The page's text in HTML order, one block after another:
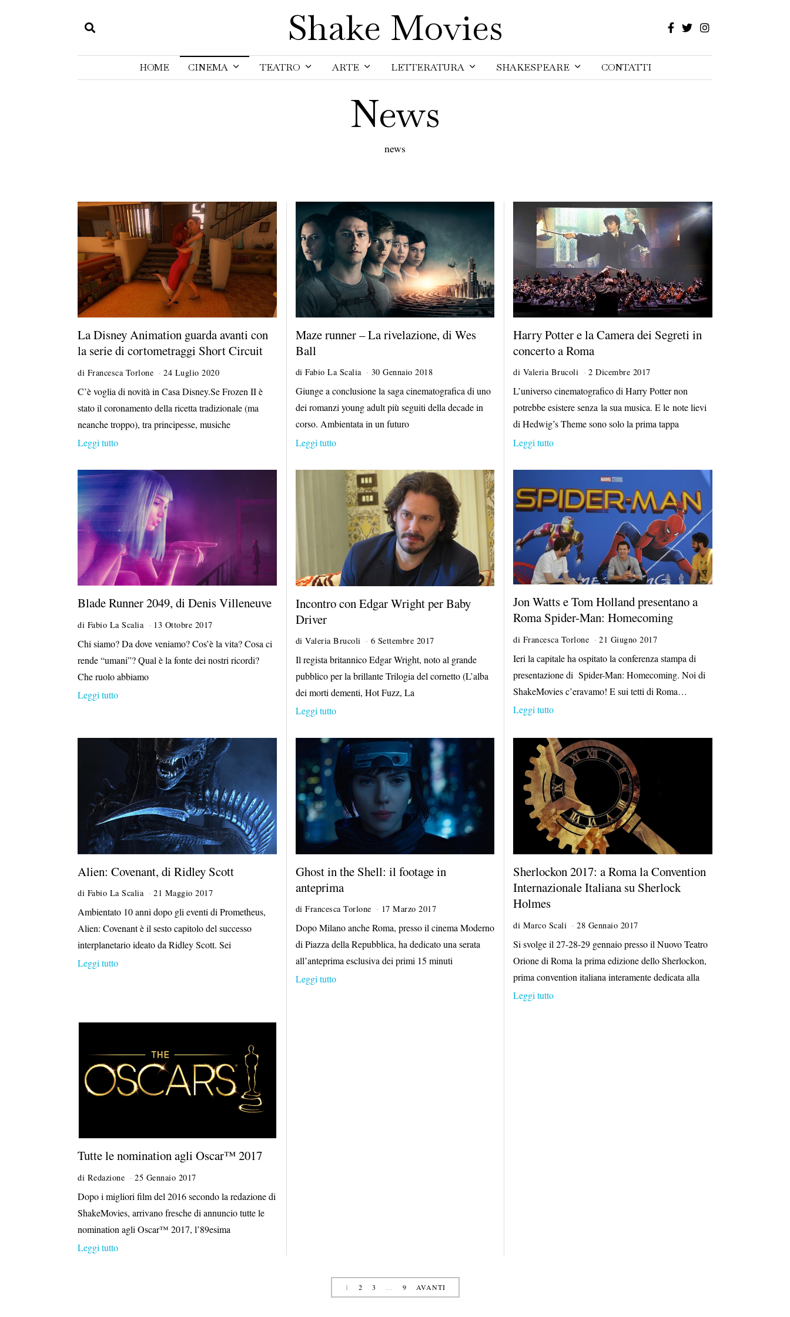
Shake Movies
HOME CINEMA TEATRO ARTE LETTERATURA SHAKESPEARE CONTATTI
News
news
La Disney Animation guarda avanti con
la serie di cortometraggi Short Circuit
di Francesca Torlone 24 Luglio 2020
O
t
t
o
C’è voglia di novità in Casa Disney.Se Frozen II è
stato il coronamento della ricetta tradizionale (ma
neanche troppo), tra principesse, musiche
Leggi tutto
Maze runner – La rivelazione, di Wes
Ball
diFabio La Scalia 30 Gennaio 2018
Giunge a conclusione la saga cinematografica di uno
dei romanzi young adult più seguiti della decade in
corso. Ambientata in un futuro
Leggi tutto
Harry Potter e la Camera dei Segreti in
concerto a Roma
di Valeria Brucoli 2 Dicembre 2017
D
i
e
2
0
1
7
L’universo cinematografico di Harry Potter non
potrebbe esistere senza la sua musica. E le note lievi
di Hedwig’s Theme sono solo la prima tappa
Leggi tutto
Blade Runner 2049, di Denis Villeneuve
di Fabio La Scalia 13 Ottobre 2017
Chi siamo? Da dove veniamo? Cos’è la vita? Cosa ci
rende “umani”? Qual è la fonte dei nostri ricordi?
Che ruolo abbiamo
Leggi tutto
Incontro con Edgar Wright per Baby
Driver
diValeria Brucoli 6 Settembre 2017
O
t
2
0
1
7
Il regista britannico Edgar Wright, noto al grande
pubblico per la brillante Trilogia del cornetto (L’alba
dei morti dementi, Hot Fuzz, La
Leggi tutto
Jon Watts e Tom Holland presentano a
Roma Spider-Man: Homecoming
di Francesca Torlone 21 Giugno 2017
Ieri la capitale ha ospitato la conferenza stampa di
presentazione di Spider-Man: Homecoming. Noi di
ShakeMovies c’eravamo! E sui tetti di Roma…
Leggi tutto
Alien: Covenant, di Ridley Scott
di Fabio La Scalia 21 Maggio 2017
Ambientato 10 anni dopo gli eventi di Prometheus,
Alien: Covenant è il sesto capitolo del successo
interplanetario ideato da Ridley Scott. Sei
Leggi tutto
Ghost in the Shell: il footage in
anteprima
diFrancesca Torlone 17 Marzo 2017
M
a
g
g
Dopo Milano anche Roma, presso il cinema Moderno
di Piazza della Repubblica, ha dedicato una serata
all’anteprima esclusiva dei primi 15 minuti
Leggi tutto
Sherlockon 2017: a Roma la Convention
Internazionale Italiana su Sherlock
Holmes
di Marco Scali 28 Gennaio 2017
Si svolge il 27-28-29 gennaio presso il Nuovo Teatro
Orione di Roma la prima edizione dello Sherlockon,
prima convention italiana interamente dedicata alla
Leggi tutto
Tutte le nomination agli Oscar™ 2017
di Redazione 25 Gennaio 2017
a
r
z
o
Dopo i migliori film del 2016 secondo la redazione di
ShakeMovies, arrivano fresche di annuncio tutte le
nomination agli Oscar™ 2017, l’89esima
Leggi tutto
1 2 3 9 AVANTI